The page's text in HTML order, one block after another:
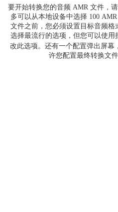
要开始转换您的音频 AMR 文件，
多可以从本地设备中选择 100
文件之前，您必须设置目标音频
选择最流行的选项，但您可以使
改此选项。还有一个配置弹出屏幕
许您配置最终转换文